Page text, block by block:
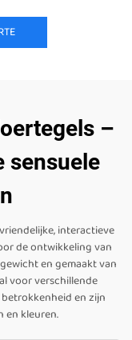
–
sensuele
interactieve
de ontwikkeling van
en gemaakt van
voor verschillende
en zijn
en kleuren.